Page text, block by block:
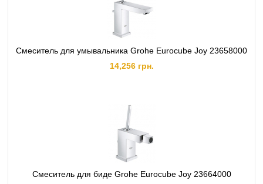
Смеситель для умывальника Grohe Eurocube Joy 23658000
14,256 грн.
Смеситель для биде Grohe Eurocube Joy 23664000